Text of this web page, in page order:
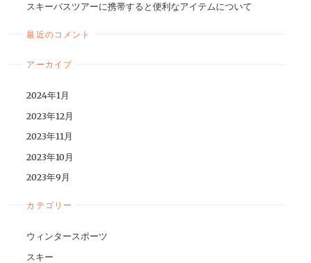
スキーバスツアーに携帯すると便利なアイテムについて
最近のコメント
アーカイブ
2024年1月
2023年12月
2023年11月
2023年10月
2023年9月
カテゴリー
ウィンタースポーツ
スキー